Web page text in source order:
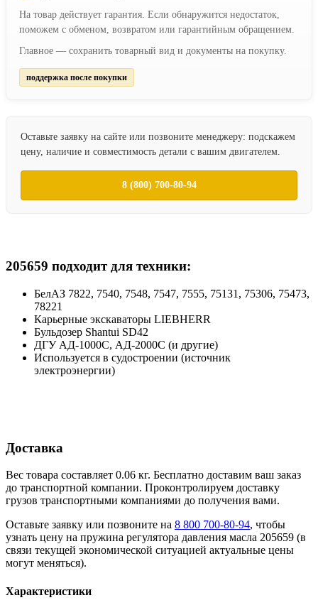
На товар действует гарантия. Если обнаружится недостаток,
поможем с обменом, возвратом или гарантийным обращением.
Главное — сохранить товарный вид и документы на покупку.
поддержка после покупки
Оставьте заявку на сайте или позвоните менеджеру: подскажем
цену, наличие и совместимость детали с вашим двигателем.
8 (800) 700-80-94
205659 подходит для техники:
БелАЗ 7822, 7540, 7548, 7547, 7555, 75131, 75306, 75473,
78221
Карьерные экскаваторы LIEBHERR
Бульдозер Shantui SD42
ДГУ АД-1000С, АД-2000С (и другие)
Используется в судостроении (источник
электроэнергии)
Доставка
Вес товара составляет 0.06 кг. Бесплатно доставим ваш заказ
до транспортной компании. Проконтролируем доставку
грузов транспортными компаниями до получения вами.
Оставьте заявку или позвоните на 8 800 700-80-94, чтобы
узнать цену на пружина регулятора давления масла 205659 (в
связи текущей экономической ситуацией актуальные цены
могут меняться).
Характеристики